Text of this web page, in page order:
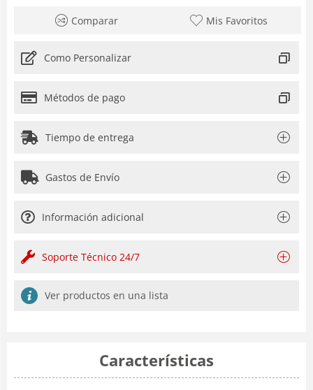
Comparar Mis Favoritos
Como Personalizar
Métodos de pago
Tiempo de entrega
Gastos de Envío
Información adicional
Soporte Técnico 24/7
Ver productos en una lista
Características